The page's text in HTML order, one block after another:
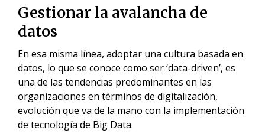
Gestionar la avalancha de
datos
En esa misma línea, adoptar una cultura basada en
datos, lo que se conoce como ser ‘data-driven’, es
una de las tendencias predominantes en las
organizaciones en términos de digitalización,
evolución que va de la mano con la implementación
de tecnología de Big Data.